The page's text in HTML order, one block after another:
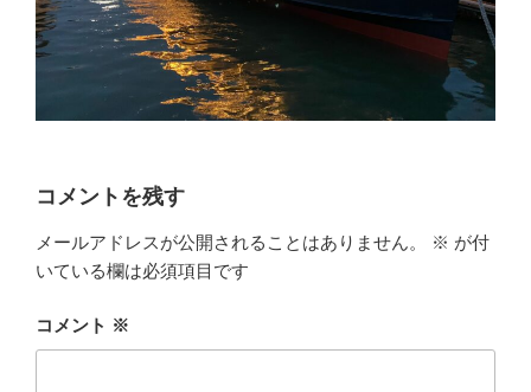
コメントを残す
メールアドレスが公開されることはありません。 ※ が付
いている欄は必須項目です
コメント ※